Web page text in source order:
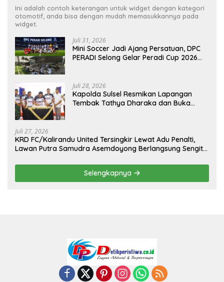
Ini adalah contoh keterangan untuk widget dengan kategori
otomotif, anda bisa dengan mudah memasukkannya pada
widget.
Juli 31, 2026
Mini Soccer Jadi Ajang Persatuan, DPC
PERADI Selong Gelar Peradi Cup 2026
Juli 28, 2026
Kapolda Sulsel Resmikan Lapangan
Tembak Tathya Dharaka dan Buka
Juli 27, 2026
KRD FC/Kalirandu United Tersingkir Lewat Adu Penalti,
Lawan Putra Samudra Asemdoyong Berlangsung Sengit
Selengkapnya